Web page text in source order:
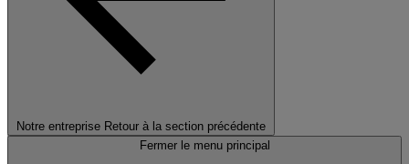
Notre entreprise Retour à la section précédente
Fermer le menu principal